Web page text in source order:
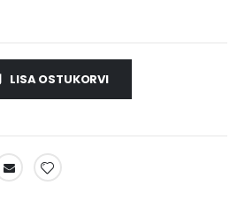
LISA OSTUKORVI